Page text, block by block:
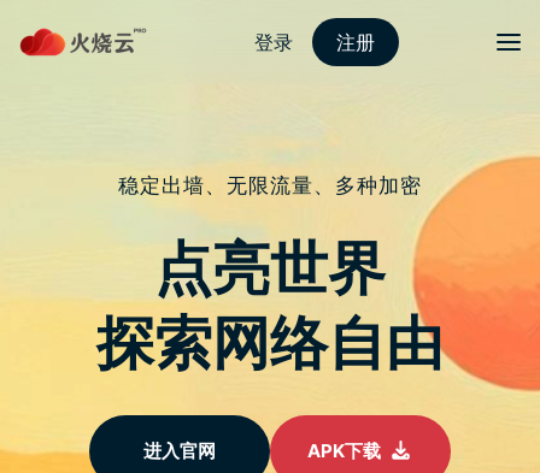
至
正
文 protonvpn下载
以 2 兆参数训练 AI，亚马逊传开发
「Olympus」新模型
《路透社》引述 2 名知情人士的消息指出，亚马逊投资数百万美
元特别训练一个大型语言模型（Large Language Models，
知情人士透露，亚马逊以多达 2 兆参数训练新模型，可望成为目